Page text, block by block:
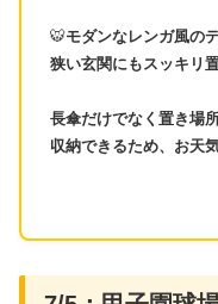
🐯モダンなレンガ風の
狭い玄関にもスッキリ
長傘だけでなく置き場
収納できるため、お天